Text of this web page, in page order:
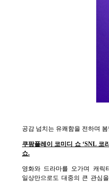
공감 넘치는 유쾌함을 전하며
쿠팡플레이 코미디 쇼 ‘SNL 코
쇼.
영화와 드라마를 오가며 캐릭
일상만으로도 대중의 큰 관심